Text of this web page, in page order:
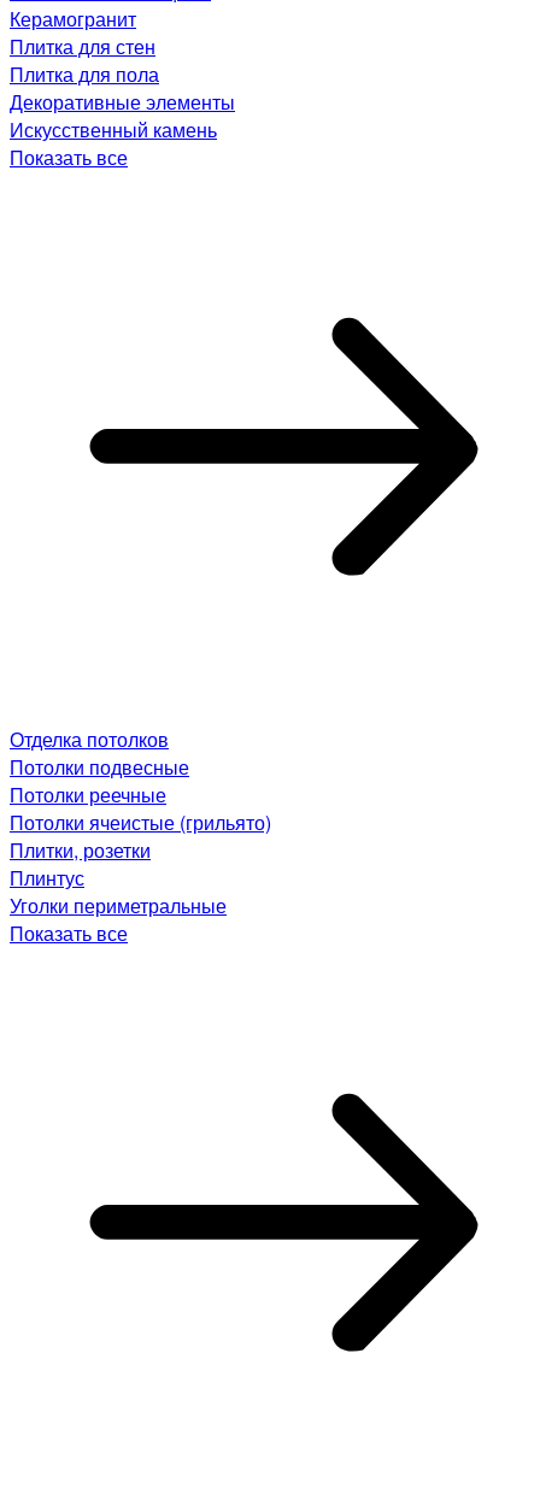
Керамогранит
Плитка для стен
Плитка для пола
Декоративные элементы
Искусственный камень
Показать все
Отделка потолков
Потолки подвесные
Потолки реечные
Потолки ячеистые (грильято)
Плитки, розетки
Плинтус
Уголки периметральные
Показать все